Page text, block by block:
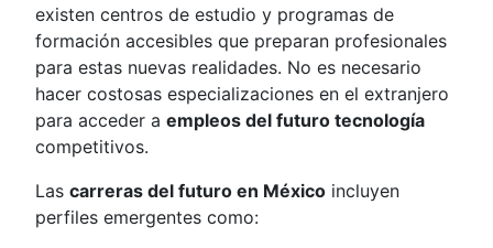
existen centros de estudio y programas de
formación accesibles que preparan profesionales
para estas nuevas realidades. No es necesario
hacer costosas especializaciones en el extranjero
para acceder aempleos del futuro tecnología
competitivos.
Lascarreras del futuro en México incluyen
perfiles emergentes como: